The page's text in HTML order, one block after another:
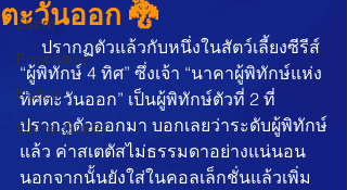
Event
Promotion
Notice
Game Guide
ตะวันออก 🐉
ปรากฏตัวแล้วกับหนึ่งในสัตว์เลี้ยงซีรีส์
“ผู้พิทักษ์ 4 ทิศ” ซึ่งเจ้า “นาคาผู้พิทักษ์แห่ง
ทิศตะวันออก” เป็นผู้พิทักษ์ตัวที่ 2 ที่
ปรากฏตัวออกมา บอกเลยว่าระดับผู้พิทักษ์
แล้ว ค่าสเตตัสไม่ธรรมดาอย่างแน่นอน
นอกจากนั้นยังใส่ในคอลเล็กชั่นแล้วเพิ่ม